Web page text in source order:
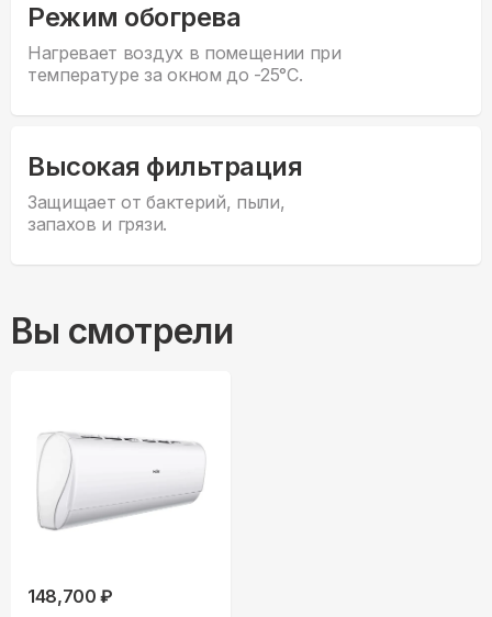
Режим обогрева
Нагревает воздух в помещении при
температуре за окном до -25°С.
Высокая фильтрация
Защищает от бактерий, пыли,
запахов и грязи.
Вы смотрели
148,700 ₽